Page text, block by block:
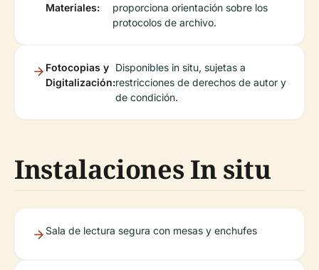
Materiales:
proporciona orientación sobre los
protocolos de archivo.
Fotocopias y
Digitalización:
Disponibles in situ, sujetas a
restricciones de derechos de autor y
de condición.
Instalaciones In situ
Sala de lectura segura con mesas y enchufes